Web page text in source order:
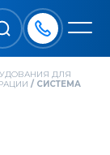
ДЛЯ
/ СИСТЕМА